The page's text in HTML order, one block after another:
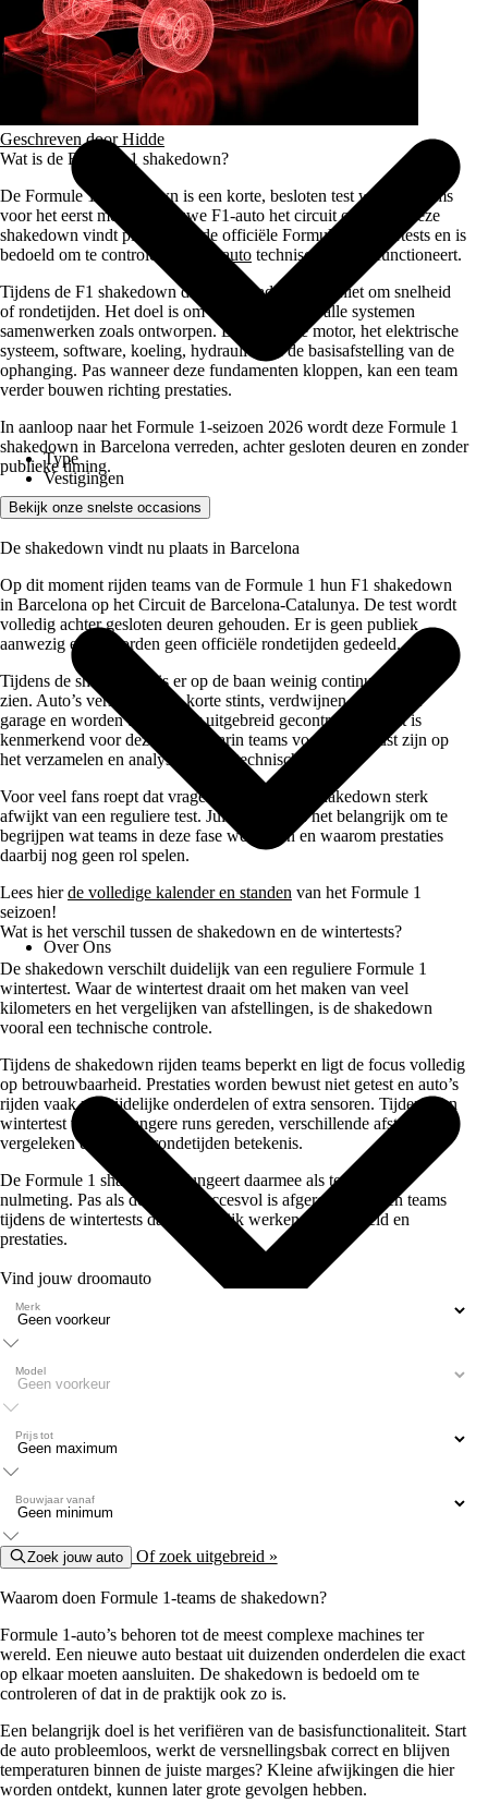
Type
Vestigingen
Over Ons
Geschreven doorHidde
Wat is de Formule 1 shakedown?
De Formule 1 shakedown is een korte, besloten test waarbij teams
voor het eerst met hun nieuwe F1-auto het circuit op gaan. Deze
shakedown vindt plaats vóór de officiële Formule 1 wintertests en is
bedoeld om te controleren of deauto technisch correct functioneert.
Tijdens de F1 shakedown draait het nadrukkelijk niet om snelheid
of rondetijden. Het doel is om vast te stellen of alle systemen
samenwerken zoals ontworpen. Denk aan de motor, het elektrische
systeem, software, koeling, hydraulica en de basisafstelling van de
ophanging. Pas wanneer deze fundamenten kloppen, kan een team
verder bouwen richting prestaties.
In aanloop naar het Formule 1-seizoen 2026 wordt deze Formule 1
shakedown in Barcelona verreden, achter gesloten deuren en zonder
publieke timing.
Bekijk onze snelste occasions
De shakedown vindt nu plaats in Barcelona
Op dit moment rijden teams van de Formule 1 hun F1 shakedown
in Barcelona op het Circuit de Barcelona-Catalunya. De test wordt
volledig achter gesloten deuren gehouden. Er is geen publiek
aanwezig en er worden geen officiële rondetijden gedeeld.
Tijdens de shakedown is er op de baan weinig continue actie te
zien. Auto’s verschijnen in korte stints, verdwijnen weer in de
garage en worden tussendoor uitgebreid gecontroleerd. Dat is
kenmerkend voor deze fase, waarin teams vooral gefocust zijn op
het verzamelen en analyseren van technische data.
Voor veel fans roept dat vragen op, omdat de shakedown sterk
afwijkt van een reguliere test. Juist daarom is het belangrijk om te
begrijpen wat teams in deze fase wél testen en waarom prestaties
daarbij nog geen rol spelen.
Lees hierde volledige kalender en standen van het Formule 1
seizoen!
Wat is het verschil tussen de shakedown en de wintertests?
De shakedown verschilt duidelijk van een reguliere Formule 1
wintertest. Waar de wintertest draait om het maken van veel
kilometers en het vergelijken van afstellingen, is de shakedown
vooral een technische controle.
Tijdens de shakedown rijden teams beperkt en ligt de focus volledig
op betrouwbaarheid. Prestaties worden bewust niet getest en auto’s
rijden vaak met tijdelijke onderdelen of extra sensoren. Tijdens een
wintertest worden langere runs gereden, verschillende afstellingen
vergeleken en krijgen rondetijden betekenis.
De Formule 1 shakedown fungeert daarmee als technische
nulmeting. Pas als deze fase succesvol is afgerond, kunnen teams
tijdens de wintertests daadwerkelijk werken aan snelheid en
prestaties.
Vind jouw droomauto
Merk
Model
Prijs tot
Bouwjaar vanaf
Zoek jouw auto Of zoek uitgebreid »
Waarom doen Formule 1-teams de shakedown?
Formule 1-auto’s behoren tot de meest complexe machines ter
wereld. Een nieuwe auto bestaat uit duizenden onderdelen die exact
op elkaar moeten aansluiten. De shakedown is bedoeld om te
controleren of dat in de praktijk ook zo is.
Een belangrijk doel is het verifiëren van de basisfunctionaliteit. Start
de auto probleemloos, werkt de versnellingsbak correct en blijven
temperaturen binnen de juiste marges? Kleine afwijkingen die hier
worden ontdekt, kunnen later grote gevolgen hebben.